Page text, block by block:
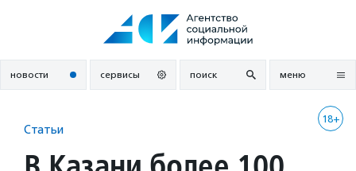
новости сервисы поиск меню
18+
Статьи